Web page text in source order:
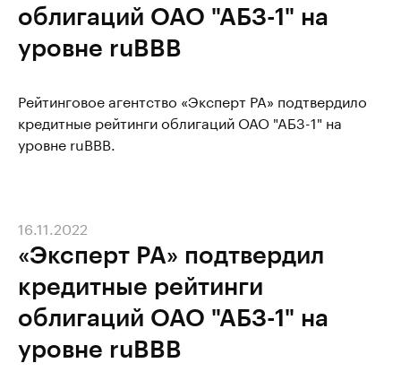
облигаций ОАО "АБЗ-1" на
уровне ruBBB
Рейтинговое агентство «Эксперт РА» подтвердило
кредитные рейтинги облигаций ОАО "АБЗ-1" на
уровне ruBBB.
«Эксперт РА» подтвердил
кредитные рейтинги
облигаций ОАО "АБЗ-1" на
уровне ruBBB
16.11.2022